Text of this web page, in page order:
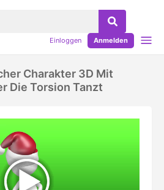
Einloggen Anmelden
Charakter 3D Mit
Die Torsion Tanzt